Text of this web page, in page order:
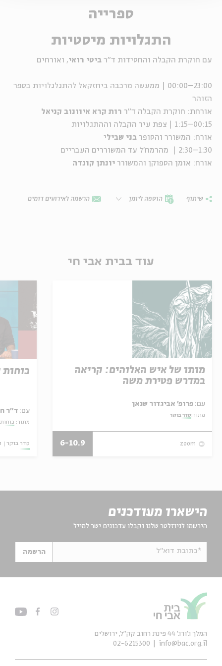
ספרייה
התגלויות מיסטיות
עם חוקרת הקבלה והחסידות ד"ר ביטי רואי, ואורחים
23:00–00:00 | ממעשה מרכבה ביחזקאל להתגלגלויות בספר
הזוהר
אורחת: חוקרת הקבלה ד"ר רות קרא איוונוב קניאל
00:15–1:15 | צפת עיר הקבלה וההתגלויות
אורח: המשורר והסופר בני שבילי
1:30–2:30 | מהרמח'ל עד המשוררים העבריים
אורח: אומן הספוקן והמשורר יונתן קונדה
שיתוף הוספה ליומן הרשמה לאירועים דומים
עוד בבית אבי חי
מותו של איש האלוהים: קריאה
במדרש פטירת משה
עם:
מתוך:סדר בוקר
zoom
6-10.9
עם: ד"ר
מתוך:
סדר בוקר
הישארו מעודכנים
הירשמו לניוזלטר שלנו וקבלו עדכונים ישר למייל
*כתובת דוא"ל הרשמה
המלך ג'ורג' 44 פינת רחוב קק״ל, ירושלים
info@bac.org.il
02-6215300